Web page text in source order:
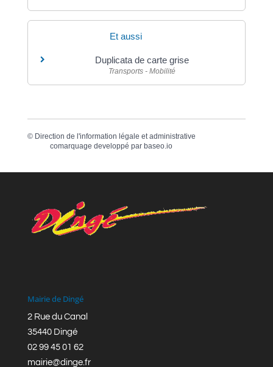
Et aussi
Duplicata de carte grise
Transports - Mobilité
© Direction de l'information légale et administrative
comarquage developpé par baseo.io
Mairie de Dingé
2 Rue du Canal
35440 Dingé
02 99 45 01 62
mairie@dinge.fr